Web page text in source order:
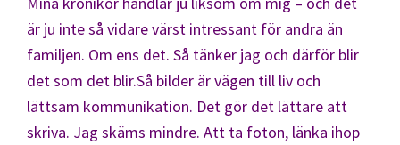
är ju inte så vidare värst intressant för andra än
familjen. Om ens det. Så tänker jag och därför blir
det som det blir.Så bilder är vägen till liv och
lättsam kommunikation. Det gör det lättare att
skriva. Jag skäms mindre. Att ta foton, länka ihop